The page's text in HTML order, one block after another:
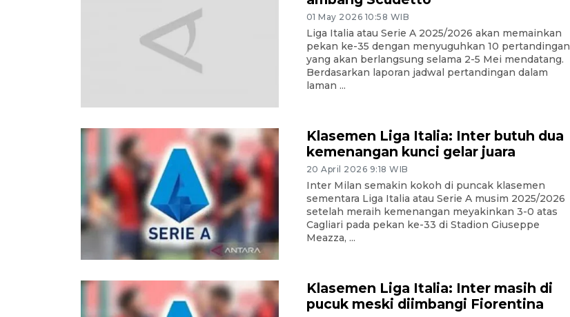
01 May 2026 10:58 WIB
Liga Italia atau Serie A 2025/2026 akan memainkan
pekan ke-35 dengan menyuguhkan 10 pertandingan
yang akan berlangsung selama 2-5 Mei mendatang.
Berdasarkan laporan jadwal pertandingan dalam
laman ...
Klasemen Liga Italia: Inter butuh dua
kemenangan kunci gelar juara
20 April 2026 9:18 WIB
Inter Milan semakin kokoh di puncak klasemen
sementara Liga Italia atau Serie A musim 2025/2026
setelah meraih kemenangan meyakinkan 3-0 atas
Cagliari pada pekan ke-33 di Stadion Giuseppe
Meazza, ...
Klasemen Liga Italia: Inter masih di
pucuk meski diimbangi Fiorentina